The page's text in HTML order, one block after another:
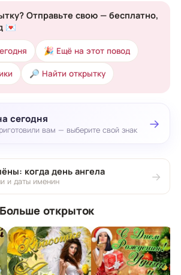
Отправьте свою — бесплатно,
💌
🎉 Ещё на этот повод
🔎 Найти открытку
сегодня
вам — выберите свой знак →
когда день ангела
и даты именин →
Больше открыток